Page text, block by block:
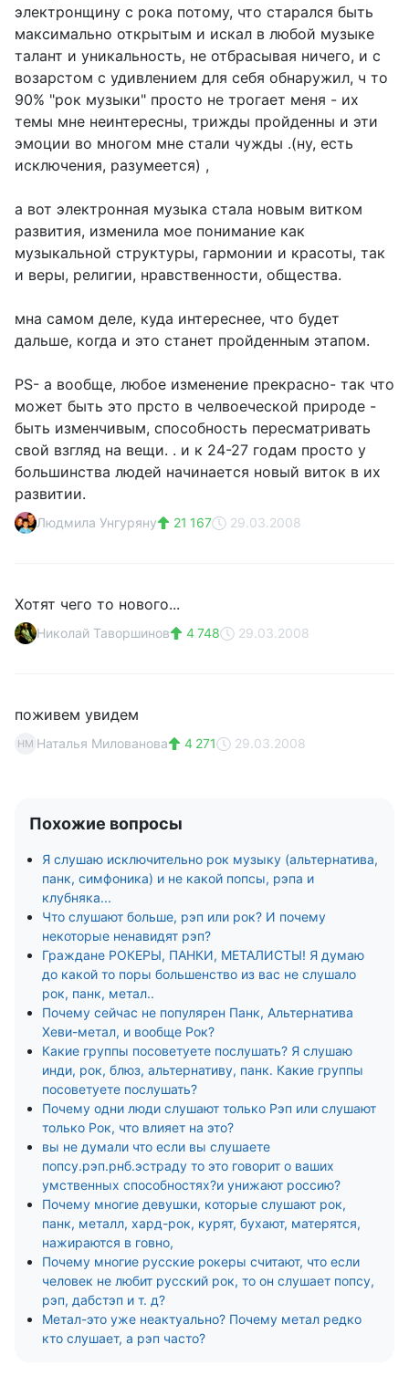
электронщину с рока потому, что старался быть
максимально открытым и искал в любой музыке
талант и уникальность, не отбрасывая ничего, и с
возарстом с удивлением для себя обнаружил, ч то
90% "рок музыки" просто не трогает меня - их
темы мне неинтересны, трижды пройденны и эти
эмоции во многом мне стали чужды .(ну, есть
исключения, разумеется) ,
а вот электронная музыка стала новым витком
развития, изменила мое понимание как
музыкальной структуры, гармонии и красоты, так
и веры, религии, нравственности, общества.
мна самом деле, куда интереснее, что будет
дальше, когда и это станет пройденным этапом.
PS- а вообще, любое изменение прекрасно- так что
может быть это прсто в челвоеческой природе -
быть изменчивым, способность пересматривать
свой взгляд на вещи. . и к 24-27 годам просто у
большинства людей начинается новый виток в их
развитии.
Людмила Унгуряну 21 167 29.03.2008
Хотят чего то нового...
Николай Таворшинов 4 748 29.03.2008
поживем увидем
НМ Наталья Милованова 4 271 29.03.2008
Похожие вопросы
Я слушаю исключительно рок музыку (альтернатива,
панк, симфоника) и не какой попсы, рэпа и
клубняка...
Что слушают больше, рэп или рок? И почему
некоторые ненавидят рэп?
Граждане РОКЕРЫ, ПАНКИ, МЕТАЛИСТЫ! Я думаю
до какой то поры большенство из вас не слушало
рок, панк, метал..
Почему сейчас не популярен Панк, Альтернатива
Хеви-метал, и вообще Рок?
Какие группы посоветуете послушать? Я слушаю
инди, рок, блюз, альтернативу, панк. Какие группы
посоветуете послушать?
Почему одни люди слушают только Рэп или слушают
только Рок, что влияет на это?
вы не думали что если вы слушаете
попсу.рэп.рнб.эстраду то это говорит о ваших
умственных способностях?и унижают россию?
Почему многие девушки, которые слушают рок,
панк, металл, хард-рок, курят, бухают, матерятся,
нажираются в говно,
Почему многие русские рокеры считают, что если
человек не любит русский рок, то он слушает попсу,
рэп, дабстэп и т. д?
Метал-это уже неактуально? Почему метал редко
кто слушает, а рэп часто?